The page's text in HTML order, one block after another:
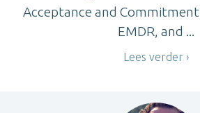
Acceptance and Commitment
EMDR, and ...
Lees verder